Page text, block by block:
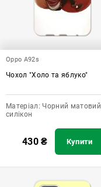
Oppo A92s
Чохол "Холо та яблуко"
Матеріал: Чорний матовий
силікон
430₴ Купити